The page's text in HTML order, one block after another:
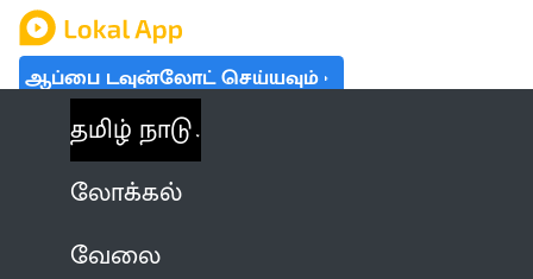
ஆப்பை டவுன்லோட் செய்யவும்
தமிழ் நாடு
லோக்கல்
வேலை